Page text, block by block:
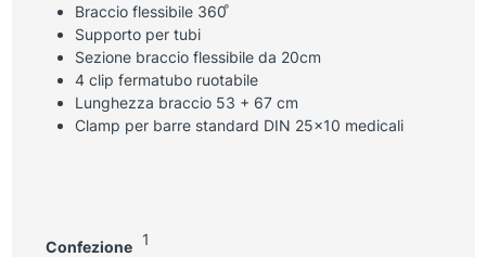
Braccio flessibile 360 ̊
Supporto per tubi
Sezione braccio flessibile da 20cm
4 clip fermatubo ruotabile
Lunghezza braccio 53 + 67 cm
Clamp per barre standard DIN 25×10 medicali
Confezione 1